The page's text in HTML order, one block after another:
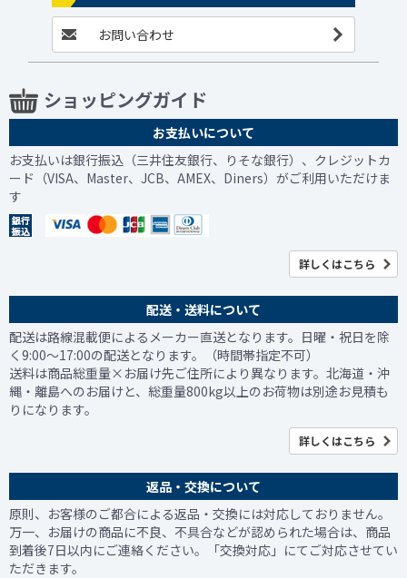
お問い合わせ
ショッピングガイド
お支払いについて
お支払いは銀行振込（三井住友銀行、りそな銀行）、クレジットカ
ード（VISA、Master、JCB、AMEX、Diners）がご利用いただけま
す
詳しくはこちら
配送・送料について
配送は路線混載便によるメーカー直送となります。日曜・祝日を除
く9:00～17:00の配送となります。（時間帯指定不可）
送料は商品総重量×お届け先ご住所により異なります。北海道・沖
縄・離島へのお届けと、総重量800kg以上のお荷物は別途お見積も
りになります。
詳しくはこちら
返品・交換について
原則、お客様のご都合による返品・交換には対応しておりません。
万一、お届けの商品に不良、不具合などが認められた場合は、商品
到着後7日以内にご連絡ください。「交換対応」にてご対応させてい
ただきます。